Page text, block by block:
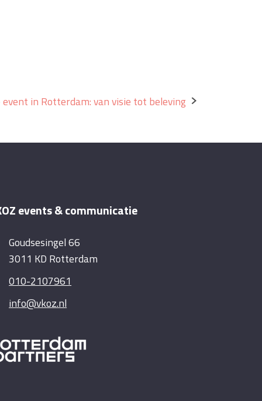
in Rotterdam: van visie tot beleving
events & communicatie
Goudsesingel 66
3011 KD Rotterdam
010-2107961
info@vkoz.nl